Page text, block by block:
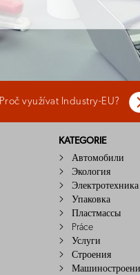
Proč využívat Industry-EU?
KATEGORIE
Автомобили
Экология
Электротехника
Упаковка
Пластмассы
Práce
Услуги
Строения